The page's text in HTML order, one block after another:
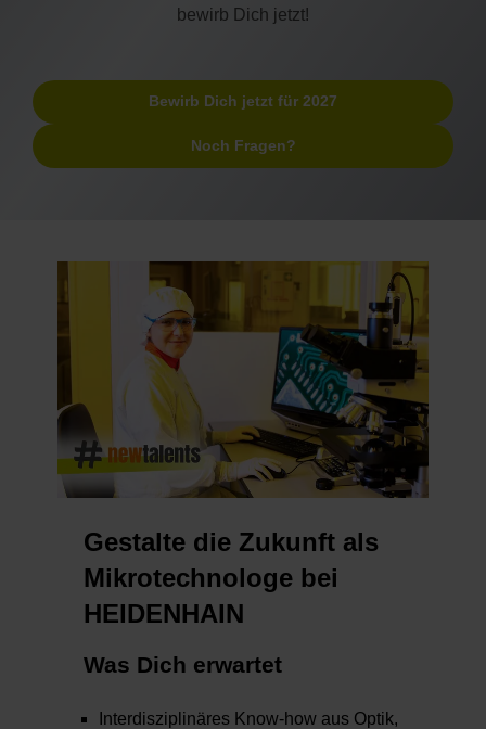
bewirb Dich jetzt!
Bewirb Dich jetzt für 2027
Noch Fragen?
Gestalte die Zukunft als
Mikrotechnologe bei
HEIDENHAIN
Was Dich erwartet
Interdisziplinäres Know-how aus Optik,